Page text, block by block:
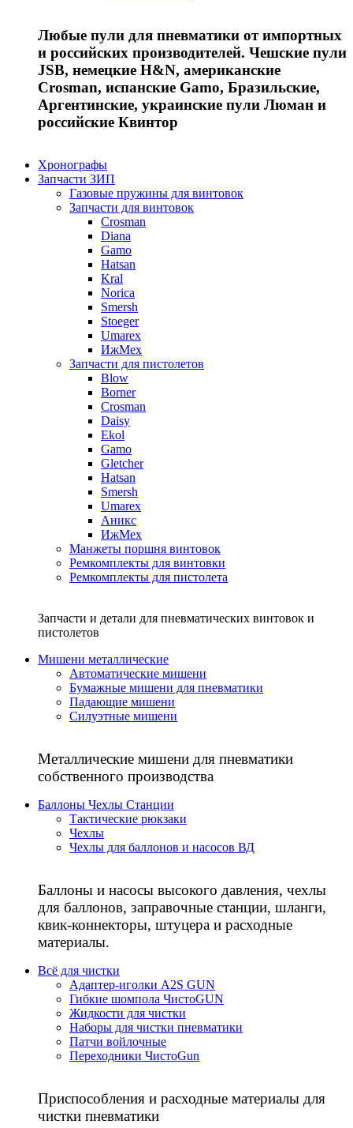
Любые пули для пневматики от импортных
и российских производителей. Чешские пули
JSB, немецкие H&N, американские
Crosman, испанские Gamo, Бразильские,
Аргентинские, украинские пули Люман и
российские Квинтор
Хронографы
Запчасти ЗИП
Газовые пружины для винтовок
Запчасти для винтовок
Crosman
Diana
Gamo
Hatsan
Kral
Norica
Smersh
Stoeger
Umarex
ИжМех
Запчасти для пистолетов
Blow
Borner
Crosman
Daisy
Ekol
Gamo
Gletcher
Hatsan
Smersh
Umarex
Аникс
ИжМех
Манжеты поршня винтовок
Ремкомплекты для винтовки
Ремкомплекты для пистолета
Запчасти и детали для пневматических винтовок и
пистолетов
Мишени металлические
Автоматические мишени
Бумажные мишени для пневматики
Падающие мишени
Силуэтные мишени
Металлические мишени для пневматики
собственного производства
Баллоны Чехлы Станции
Тактические рюкзаки
Чехлы
Чехлы для баллонов и насосов ВД
Баллоны и насосы высокого давления, чехлы
для баллонов, заправочные станции, шланги,
квик-коннекторы, штуцера и расходные
материалы.
Всё для чистки
Адаптер-иголки A2S GUN
Гибкие шомпола ЧистоGUN
Жидкости для чистки
Наборы для чистки пневматики
Патчи войлочные
Переходники ЧистоGun
Приспособления и расходные материалы для
чистки пневматики